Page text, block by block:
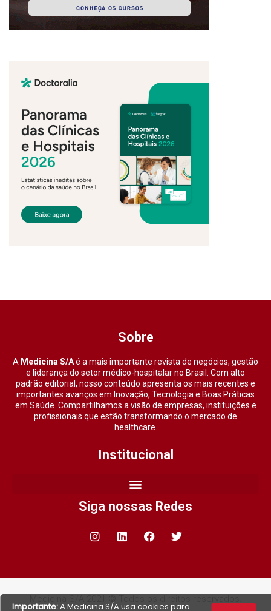
Sobre
A Medicina S/Aé a mais importante revista de negócios, gestão
e liderança do setor médico-hospitalar no Brasil. Com alto
padrão editorial, nosso conteúdo apresenta os mais recentes e
importantes avanços em Inovação, Tecnologia e Boas Práticas
em Saúde. Compartilhamos a visão de empresas, instituições e
profissionais que estão transformando o mercado de
healthcare.
Institucional
Siga nossas Redes
Importante:A Medicina S/A usa cookies para